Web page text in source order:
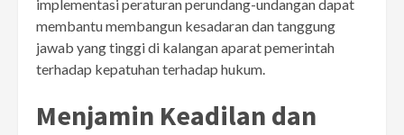
implementasi peraturan perundang-undangan dapat
membantu membangun kesadaran dan tanggung
jawab yang tinggi di kalangan aparat pemerintah
terhadap kepatuhan terhadap hukum.
Menjamin Keadilan dan